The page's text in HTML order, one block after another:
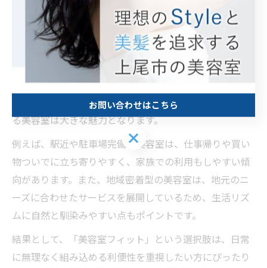
美容室フィットが日常に溶け込む理由
美容室選びで大切なのは、普段の生活スタイルや通いや
すさにフィットしたサロンを見つけることです。多くの
人が美容室を選ぶ際、アクセスの良さや営業時間、予約
の取りやすさなど、日常生活との相性を重視していま
す。特に家事や仕事で忙しい方にとって、無理なく通え
る美容室は大きな魅力となります。
例えば、駅近や駐車場完備の美容室は、仕事帰りや買い
物ついでに立ち寄りやすく、家族での利用もしやすい傾
向があります。また、地域密着型の美容室は、地元のニ
ーズに合わせたサービスを展開しているため、生活リズ
ムに自然と馴染みやすい点もポイントです。
結果として、「美容室フィット」という選択肢は、日常
に無理なく組み込める利便性を重視したい方にぴったり
お問い合わせはこちら
お問い合わせはこちら